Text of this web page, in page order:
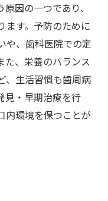
因の一つであり、
ます。予防のために
や、歯科医院での定
た、栄養のバランス
、生活習慣も歯周病
見・早期治療を行
内環境を保つことが